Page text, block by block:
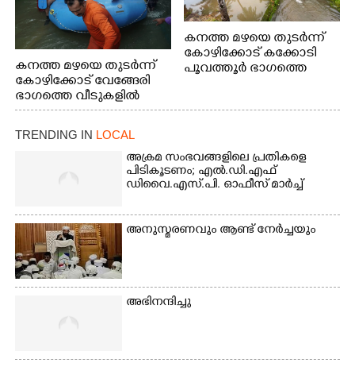
കനത്ത മഴയെ തുടർന്ന്
കോഴിക്കോട് വേങ്ങേരി
ഭാഗത്തെ വീടുകളിൽ
വെള്ളം
കയറിയപ്പോൾ ആളുകളെ
സുരക്ഷിത സ്ഥാനത്തേക്ക്
മാറ്റുന്ന സുരക്ഷാസേനാം
കനത്ത മഴയെ തുടർന്ന്
കോഴിക്കോട് കക്കോടി
പൂവത്തൂർ ഭാഗത്തെ
TRENDING IN LOCAL
അക്രമ സംഭവങ്ങളിലെ പ്രതികളെ
പിടികൂടണം; എൽ.ഡി.എഫ്
ഡിവൈ.എസ്.പി. ഓഫീസ് മാർച്ച്
അനുസ്മരണവും ആണ്ട് നേർച്ചയും
അഭിനന്ദിച്ചു